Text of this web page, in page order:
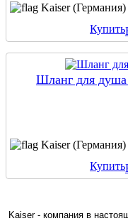
Kaiser (Германия)
Купить
Шланг для душа
Kaiser (Германия)
Купить
Kaiser - компания в